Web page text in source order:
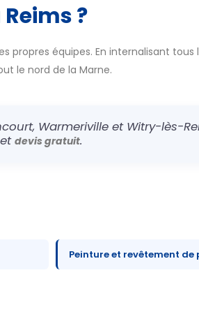
?
propres équipes. En internalisant
le nord de la Marne.
Warmeriville et Witry-lès-
devis gratuit.
Peinture et revêtement de